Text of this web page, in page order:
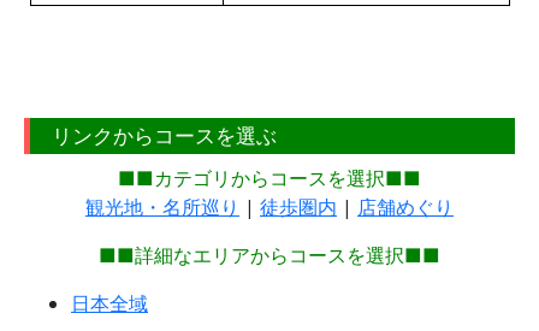
リンクからコースを選ぶ
■■カテゴリからコースを選択■■
観光地・名所巡り | 徒歩圏内 | 店舗めぐり
■■詳細なエリアからコースを選択■■
日本全域